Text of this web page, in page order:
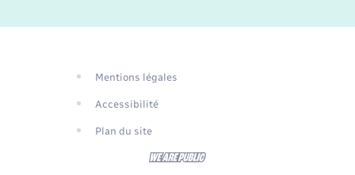
Traduction du
DE
Mentions légales
Accessibilité
Plan du site